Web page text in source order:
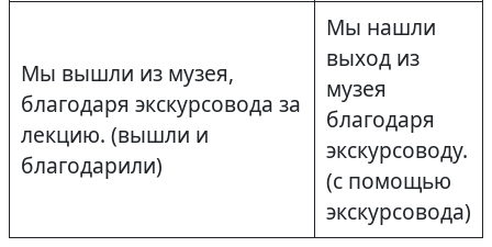
Мы вышли из музея,
благодаря экскурсовода за
лекцию. (вышли и
благодарили)
Мы нашли
выход из
музея
благодаря
экскурсоводу.
(с помощью
экскурсовода)